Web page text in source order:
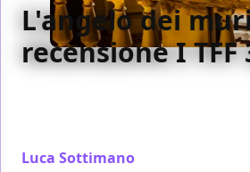
L'angelo dei
recensione I TFF
Luca Sottimano